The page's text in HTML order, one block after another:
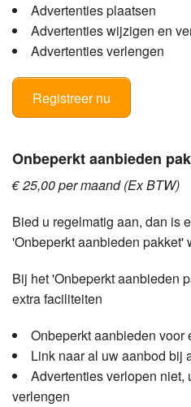
Advertenties plaatsen
Advertenties wijzigen en
Advertenties verlengen
Registreer nu
Onbeperkt aanbieden
€ 25,00 per maand (Ex BTW)
Bied u regelmatig aan, dan is
'Onbeperkt aanbieden pakket'
Bij het 'Onbeperkt aanbieden
extra faciliteiten
Onbeperkt aanbieden voor
Link naar al uw aanbod bij
Advertenties verlopen niet,
verlengen